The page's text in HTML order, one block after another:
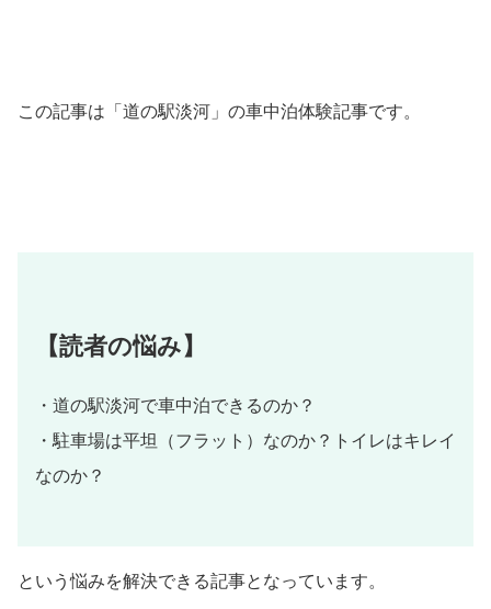
この記事は「道の駅淡河」の車中泊体験記事です。
【読者の悩み】
・道の駅淡河で車中泊できるのか？
・駐車場は平坦（フラット）なのか？トイレはキレイ
なのか？
という悩みを解決できる記事となっています。